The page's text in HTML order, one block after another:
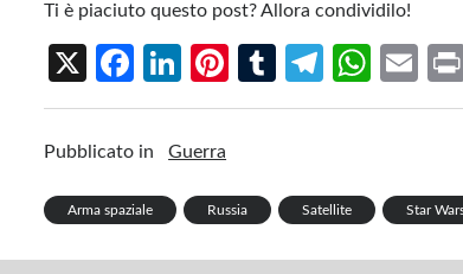
Ti è piaciuto questo post? Allora condividilo!
X
Fa
ce
b
o
k
Li
n
ke
n
Pi
nt
t
T
u
r
Te
le
m
W
h
A
p
E
m
Pubblicato in Guerra
Arma spaziale Russia Satellite Star